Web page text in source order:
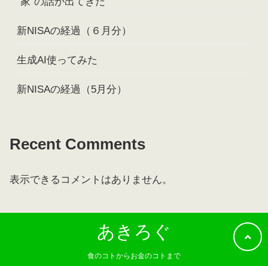
新NISAの経過（６月分）
生成AI使ってみた
新NISAの経過（5月分）
Recent Comments
表示できるコメントはありません。
あきろぐ
食のコトからお金のコトまで